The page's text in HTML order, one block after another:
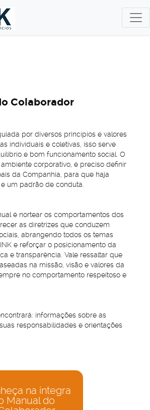
Colaborador
por diversos princípios e valores
individuais e coletivas, isso serve
e bom funcionamento social. O
corporativo, é preciso definir
da Companhia, para que haja
um padrão de conduta.
é nortear os comportamentos dos
as diretrizes que conduzem
abrangendo todos os temas
e reforçar o posicionamento da
e transparência. Vale ressaltar que
na missão, visão e valores da
no comportamento respeitoso e
informações sobre as
responsabilidades e orientações
na íntegra
Manual do